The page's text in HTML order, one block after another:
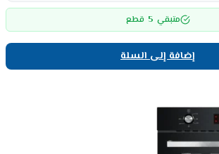
متبقي 5 قطع
إضافة إلى السلة